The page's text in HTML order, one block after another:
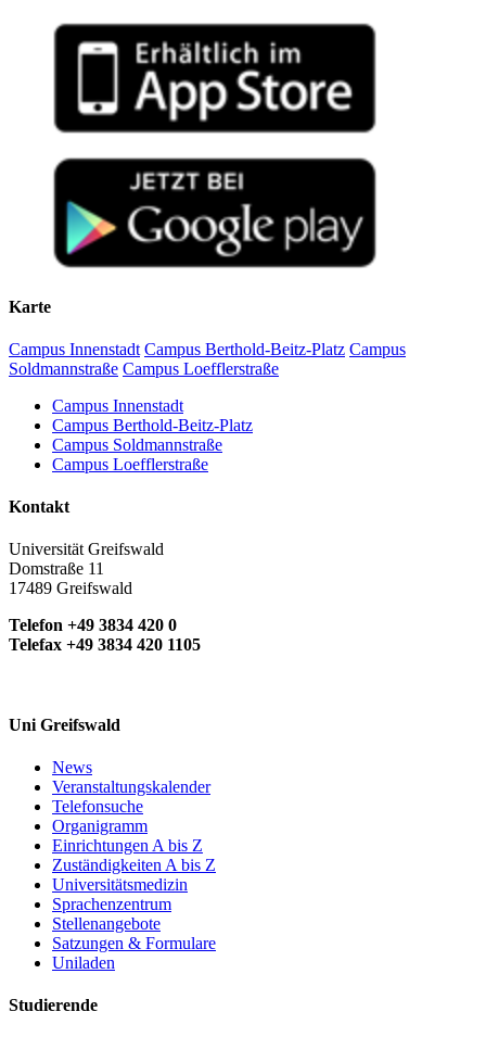
Karte
Campus Innenstadt Campus Berthold-Beitz-Platz Campus
Soldmannstraße Campus Loefflerstraße
Campus Innenstadt
Campus Berthold-Beitz-Platz
Campus Soldmannstraße
Campus Loefflerstraße
Kontakt
Universität Greifswald
Domstraße 11
17489 Greifswald
Telefon +49 3834 420 0
Telefax +49 3834 420 1105
Uni Greifswald
News
Veranstaltungskalender
Telefonsuche
Organigramm
Einrichtungen A bis Z
Zuständigkeiten A bis Z
Universitätsmedizin
Sprachenzentrum
Stellenangebote
Satzungen & Formulare
Uniladen
Studierende